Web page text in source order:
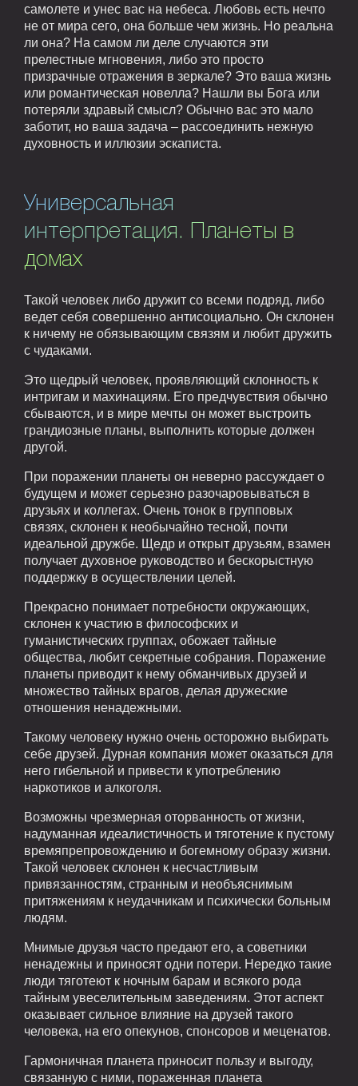
самолете и унес вас на небеса. Любовь есть нечто
не от мира сего, она больше чем жизнь. Но реальна
ли она? На самом ли деле случаются эти
прелестные мгновения, либо это просто
призрачные отражения в зеркале? Это ваша жизнь
или романтическая новелла? Нашли вы Бога или
потеряли здравый смысл? Обычно вас это мало
заботит, но ваша задача – рассоединить нежную
духовность и иллюзии эскаписта.
Универсальная
интерпретация. Планеты в
домах
Такой человек либо дружит со всеми подряд, либо
ведет себя совершенно антисоциально. Он склонен
к ничему не обязывающим связям и любит дружить
с чудаками.
Это щедрый человек, проявляющий склонность к
интригам и махинациям. Его предчувствия обычно
сбываются, и в мире мечты он может выстроить
грандиозные планы, выполнить которые должен
другой.
При поражении планеты он неверно рассуждает о
будущем и может серьезно разочаровываться в
друзьях и коллегах. Очень тонок в групповых
связях, склонен к необычайно тесной, почти
идеальной дружбе. Щедр и открыт друзьям, взамен
получает духовное руководство и бескорыстную
поддержку в осуществлении целей.
Прекрасно понимает потребности окружающих,
склонен к участию в философских и
гуманистических группах, обожает тайные
общества, любит секретные собрания. Поражение
планеты приводит к нему обманчивых друзей и
множество тайных врагов, делая дружеские
отношения ненадежными.
Такому человеку нужно очень осторожно выбирать
себе друзей. Дурная компания может оказаться для
него гибельной и привести к употреблению
наркотиков и алкоголя.
Возможны чрезмерная оторванность от жизни,
надуманная идеалистичность и тяготение к пустому
времяпрепровождению и богемному образу жизни.
Такой человек склонен к несчастливым
привязанностям, странным и необъяснимым
притяжениям к неудачникам и психически больным
людям.
Мнимые друзья часто предают его, а советники
ненадежны и приносят одни потери. Нередко такие
люди тяготеют к ночным барам и всякого рода
тайным увеселительным заведениям. Этот аспект
оказывает сильное влияние на друзей такого
человека, на его опекунов, спонсоров и меценатов.
Гармоничная планета приносит пользу и выгоду,
связанную с ними, пораженная планета